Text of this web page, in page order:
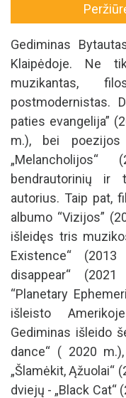
Gediminas
Klaipėdoje. Ne
muzikantas,
postmodernistas.
paties evangelija”
m.), bei
bendrautorinių ir
autorius. Taip pat,
albumo “Vizijos”
išleidęs tris
Existence“
disappear“
“Planetary
išleisto
Gediminas išleido
dance“ ( 2020
„Šlamėkit, Ąžuolai“
dviejų - „Black Cat“